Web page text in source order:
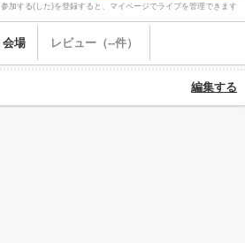
参加する(した)を登録すると、マイページでライブを管理できます
会場 レビュー（--件）
編集する